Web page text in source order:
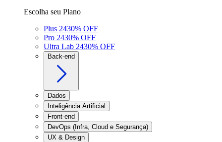
Escolha seu Plano
Plus 2430% OFF
Pro 2430% OFF
Ultra Lab 2430% OFF
Back-end
Dados
Inteligência Artificial
Front-end
DevOps (Infra, Cloud e Segurança)
UX & Design